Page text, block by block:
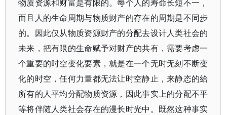
物质资源和财富是有限的。每个人的寿命长短不一，
而且人的生命周期与物质财产的存在的周期是不同步
的。因此仅从物质资源财产的分配去设计人类社会的
未来，把有限的生命赋予对财产的共有，需要考虑一
个重要的时空变化要素，就是在一个无时无刻不断变
化的时空，任何力量都无法让时空静止，来静态的給
所有的人平均分配物质资源，因此事实上的分配不平
等将伴随人类社会存在的漫长时光中。既然这种事实